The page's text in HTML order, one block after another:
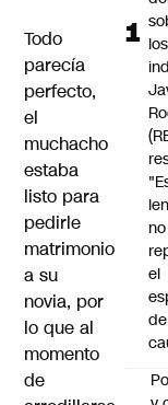
Todo
parecía
perfecto,
el
muchacho
estaba
listo para
pedirle
matrimonio
a su
novia, por
lo que al
momento
de
los
no
el